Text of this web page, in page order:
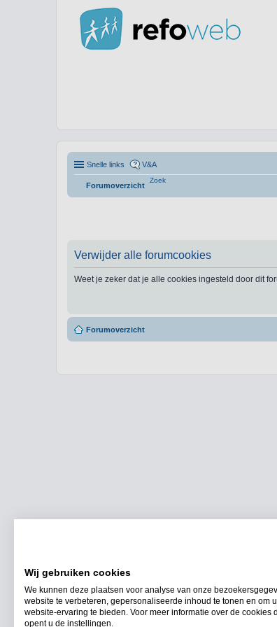
Snelle links V&A
Forumoverzicht
Zoek
Verwijder alle forumcookies
Weet je zeker dat je alle cookies ingesteld door dit
Forumoverzicht
Wij gebruiken cookies
We kunnen deze plaatsen voor analyse van onze
website te verbeteren, gepersonaliseerde inhoud te tonen en om
website-ervaring te bieden. Voor meer informatie over de cookies
opent u de instellingen.